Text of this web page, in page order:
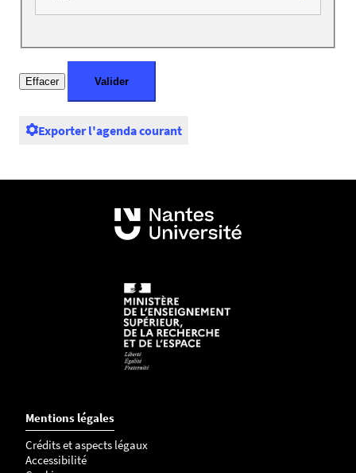
Exporter l'agenda courant
Mentions légales
Crédits et aspects légaux
Accessibilité